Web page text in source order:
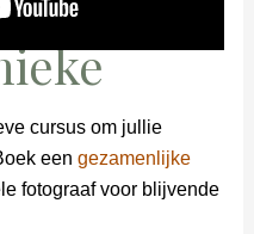
cursus om jullie
een gezamenlijke
fotograaf voor blijvende